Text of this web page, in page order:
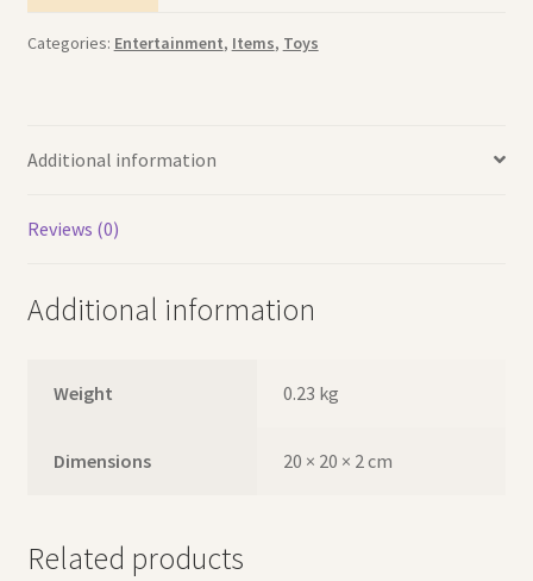
Categories: Entertainment, Items, Toys
Additional information
Reviews (0)
Additional information
Weight 0.23 kg
Dimensions 20 × 20 × 2 cm
Related products